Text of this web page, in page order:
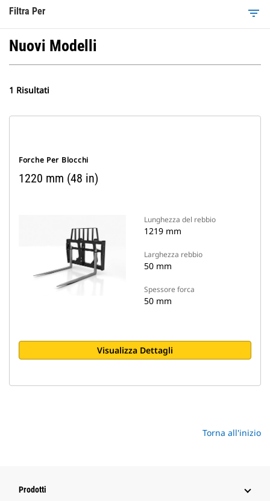
Filtra Per filter_list
Nuovi Modelli
1 Risultati
Forche Per Blocchi
1220 mm (48 in)
Lunghezza del rebbio
1219 mm
Larghezza rebbio
50 mm
Spessore forca
50 mm
Visualizza Dettagli
Torna all'inizio
Prodotti